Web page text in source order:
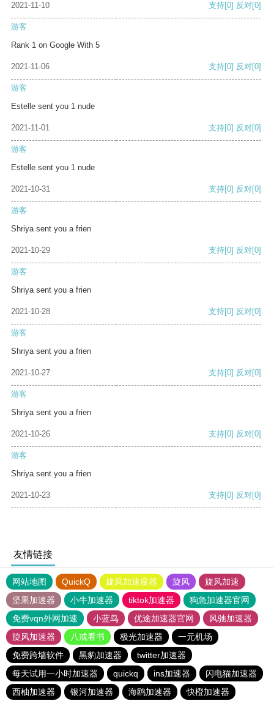
2021-11-10 支持[0] 反对[0]
游客
Rank 1 on Google With 5
2021-11-06 支持[0] 反对[0]
游客
Estelle sent you 1 nude
2021-11-01 支持[0] 反对[0]
游客
Estelle sent you 1 nude
2021-10-31 支持[0] 反对[0]
游客
Shriya sent you a frien
2021-10-29 支持[0] 反对[0]
游客
Shriya sent you a frien
2021-10-28 支持[0] 反对[0]
游客
Shriya sent you a frien
2021-10-27 支持[0] 反对[0]
游客
Shriya sent you a frien
2021-10-26 支持[0] 反对[0]
游客
Shriya sent you a frien
2021-10-23 支持[0] 反对[0]
友情链接
网站地图 QuickQ 旋风加速度器 旋风
旋风加速
坚果加速器
小牛加速器 tiktok加速器
狗急加速器官网
免费vqn外网加速
小蓝鸟 优途加速器官网
风驰加速器
旋风加速器
八戒看书 极光加速器
一元机场
免费跨墙软件
黑豹加速器
twitter加速器
每天试用一小时加速器
quickq ins加速器
闪电猫加速器
西柚加速器
银河加速器 海鸥加速器 快橙加速器